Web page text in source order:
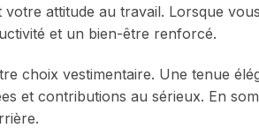
attitude au travail. Lorsque
et un bien-être renforcé.
choix vestimentaire. Une tenue
et contributions au sérieux. En